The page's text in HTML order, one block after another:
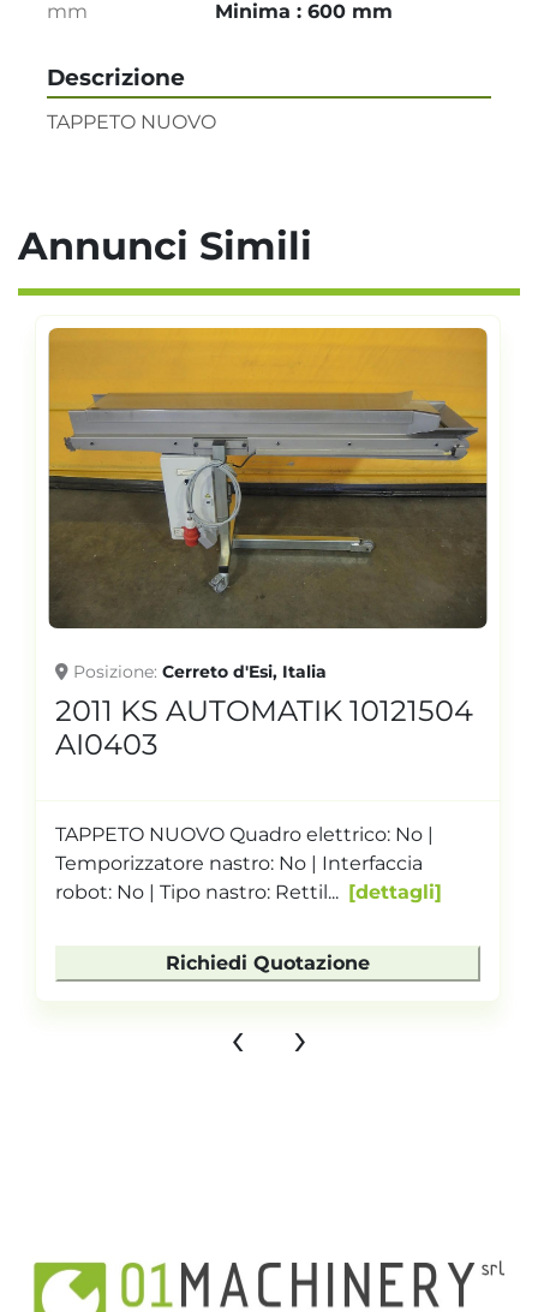
Descrizione
TAPPETO NUOVO
mm
Minima : 600 mm
Annunci Simili
Posizione Cerreto d'Esi, Italia
2011 KS AUTOMATIK 10121504
AI0403
TAPPETO NUOVO Quadro elettrico: No |
Temporizzatore nastro: No | Interfaccia
robot: No | Tipo nastro: Rettil...
dettagli
Richiedi Quotazione
‹ ›